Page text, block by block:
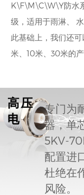
K\F\M\C\W\Y防水
级，适用于雨淋、
此基础上，我们还
米、10米、30米的
高压
电
专门为
器，单
5KV-
配置进
杜绝在
风险。